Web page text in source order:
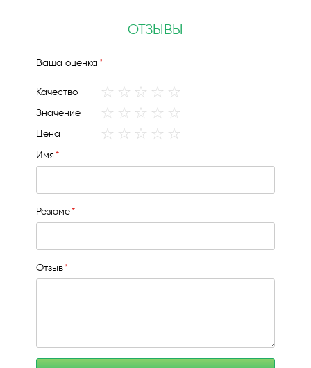
ОТЗЫВЫ
Ваша оценка
Качество
1
2
3
4
Значение
1
2
3
4
Цена
1
2
3
4
Имя
Резюме
Отзыв